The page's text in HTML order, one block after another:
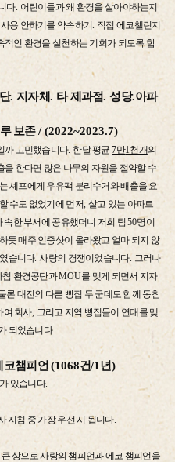
다. 어린이들과 왜 환경을 살아야하는지
용 안하기를 약속하기. 직접 에코챌린지
인 환경을 실천하는 기회가 되도록 합
.지자체 . 타 제과점.성당.아파
보존/ (2022~2023.7)
까 고민했습니다. 한달 평균 7만1천개의
한다면 많은 나무의 자원을 절약할 수
셰프에게 우유팩 분리수거와 배출을 요
수도 없었기에 먼저, 살고 있는 아파트
속한 부서에 공유했더니 저희 팀50명이
듯 매주 인증샷이 올라왔고 얼마 되지 않
습니다.사랑의 경쟁이었습니다. 그러나
침 환경공단과MOU를 맺게 되면서 지자
론 대전의 다른 빵집 두 군데도 함께 동참
여 회사, 그리고 지역 빵집들이 연대를 맺
되었습니다.
코챔피언(1068건/1 년)
있습니다.
지침 중 가장 우선 시 됩니다.
상으로 사랑의 챔피언과 에코 챔피언을